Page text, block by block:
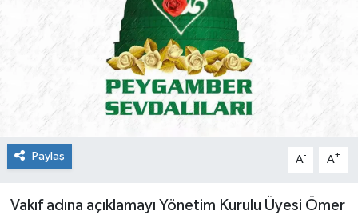
Paylaş A- A+
Vakıf adına açıklamayı Yönetim Kurulu Üyesi Ömer
Gündem
İlim & İrfan
Kültür & Sanat
KURDÎ